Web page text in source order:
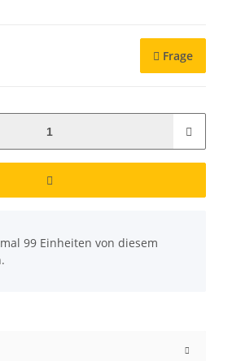
Frage
99 Einheiten von diesem